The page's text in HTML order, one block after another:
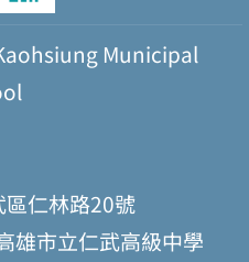
Municipal
仁林路20號
雄市立仁武高級中學